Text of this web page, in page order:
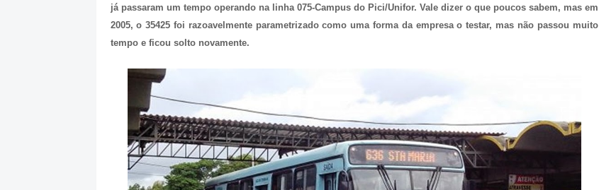
já passaram um tempo operando na linha 075-Campus do Pici/Unifor. Vale dizer o que poucos sabem, mas em
2005, o 35425 foi razoavelmente parametrizado como uma forma da empresa o testar, mas não passou muito
tempo e ficou solto novamente.